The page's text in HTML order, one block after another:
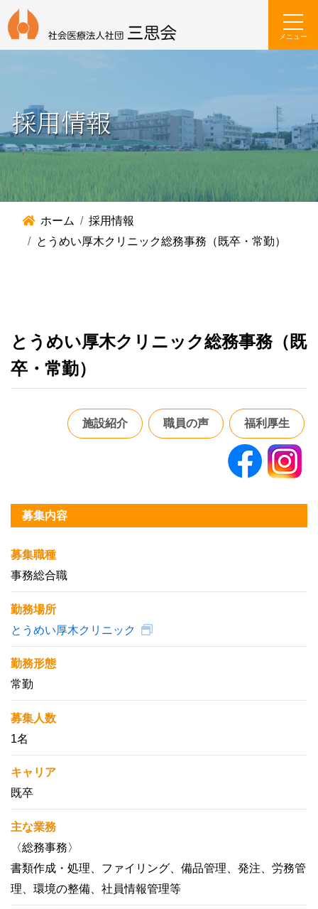
メニュー
採用情報
ホーム
採用情報
とうめい厚木クリニック総務事務（既卒・常勤）
とうめい厚木クリニック総務事務（既
卒・常勤）
施設紹介 職員の声 福利厚生
募集内容
募集職種
事務総合職
勤務場所
とうめい厚木クリニック
勤務形態
常勤
募集人数
1名
キャリア
既卒
主な業務
〈総務事務〉
書類作成・処理、ファイリング、備品管理、発注、労務管
理、環境の整備、社員情報管理等